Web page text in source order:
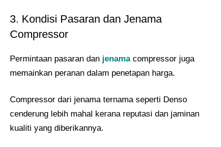
3. Kondisi Pasaran dan Jenama
Compressor
Permintaan pasaran dan jenamacompressor juga
memainkan peranan dalam penetapan harga.
Compressor dari jenama ternama seperti Denso
cenderung lebih mahal kerana reputasi dan jaminan
kualiti yang diberikannya.